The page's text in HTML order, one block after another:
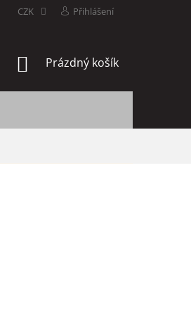
CZK Přihlášení
NÁKUPNÍ
Prázdný košík